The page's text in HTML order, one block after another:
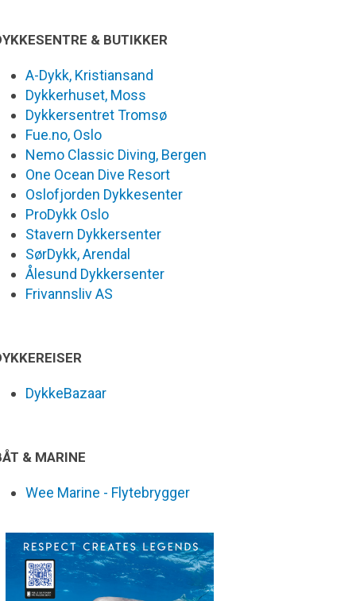
& BUTIKKER
A-Dykk, Kristiansand
Dykkerhuset, Moss
Dykkersentret Tromsø
Fue.no, Oslo
Nemo Classic Diving, Bergen
One Ocean Dive Resort
Oslofjorden Dykkesenter
ProDykk Oslo
Stavern Dykkersenter
SørDykk, Arendal
Ålesund Dykkersenter
Frivannsliv AS
DykkeBazaar
& MARINE
Wee Marine - Flytebrygger